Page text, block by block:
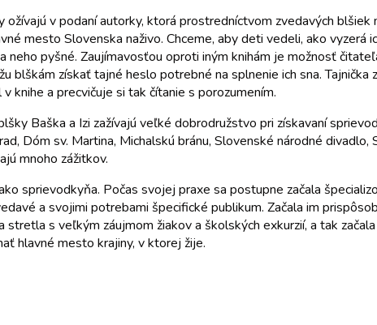
ožívajú v podaní autorky, ktorá prostredníctvom zvedavých
mesto Slovenska naživo. Chceme, aby deti vedeli, ako vyzerá
neho pyšné. Zaujímavosťou oproti iným knihám je možnosť
blškám získať tajné heslo potrebné na splnenie ich sna. Tajnička
knihe a precvičuje si tak čítanie s porozumením.
Baška a Izi zažívajú veľké dobrodružstvo pri získavaní
Dóm sv. Martina, Michalskú bránu, Slovenské národné divadlo,
mnoho zážitkov.
sprievodkyňa. Počas svojej praxe sa postupne začala
a svojimi potrebami špecifické publikum. Začala im
s veľkým záujmom žiakov a školských exkurzií, a tak
hlavné mesto krajiny, v ktorej žije.